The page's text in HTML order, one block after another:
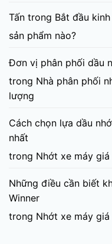
Tấn trong Bắt đầu
sản phẩm nào?
Đơn vị phân phối dầu
trong Nhà phân phối
lượng
Cách chọn lựa dầu
nhất
trong Nhớt xe máy
Những điều cần biết
Winner
trong Nhớt xe máy